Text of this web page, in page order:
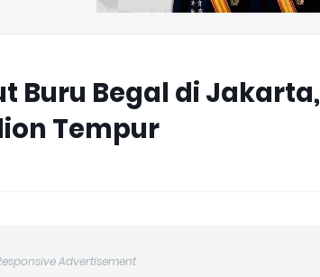
Buru Begal di Jakarta,
Tempur
Advertisement